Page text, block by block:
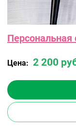
Персональная
Цена: 2 200